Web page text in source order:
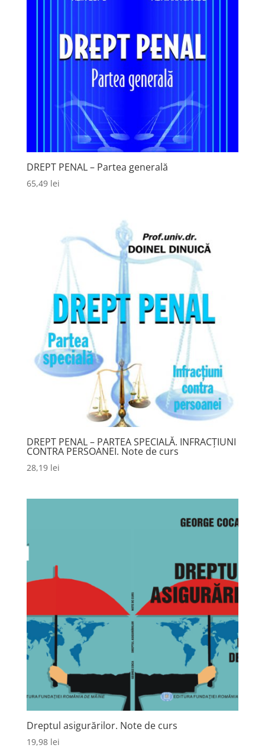
DREPT PENAL – Partea generală
65,49 lei
DREPT PENAL – PARTEA SPECIALĂ. INFRACȚIUNI
CONTRA PERSOANEI. Note de curs
28,19 lei
Dreptul asigurărilor. Note de curs
19,98 lei